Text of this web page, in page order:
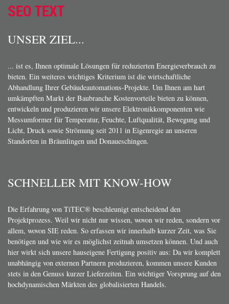
SEO TEXT
UNSER ZIEL...
... ist es, Ihnen optimale Lösungen für reduzierten Energieverbrauch zu
bieten. Ein weiteres wichtiges Kriterium ist die wirtschaftliche
Abhandlung Ihrer Gebäudeautomations-Projekte. Um Ihnen am hart
umkämpften Markt der Baubranche Kostenvorteile bieten zu können,
entwickeln und produzieren wir unsere Elektronikkomponenten wie
Messumformer für Temperatur, Feuchte, Luftqualität, Bewegung und
Licht, Druck sowie Strömung seit 2011 in Eigenregie an unseren
Standorten in Bräunlingen und Donaueschingen.
SCHNELLER MIT KNOW-HOW
Die Erfahrung von TiTEC® beschleunigt entscheidend den
Projektprozess. Weil wir nicht nur wissen, wovon wir reden, sondern vor
allem, wovon SIE reden. So erfassen wir innerhalb kurzer Zeit, was Sie
benötigen und wie wir es möglichst zeitnah umsetzen können. Und auch
hier wirkt sich unsere hauseigene Fertigung positiv aus: Da wir komplett
unabhängig von externen Partnern produzieren, kommen unsere Kunden
stets in den Genuss kurzer Lieferzeiten. Ein wichtiger Vorsprung auf den
hochdynamischen Märkten des globalisierten Handels.